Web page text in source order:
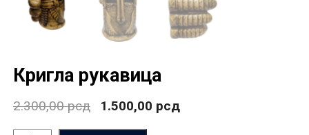
Кригла рукавица
2.300,00рсд 1.500,00 рсд